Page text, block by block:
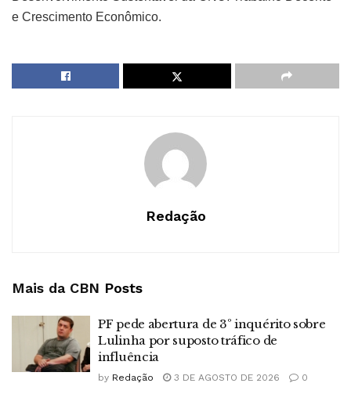
e Crescimento Econômico.
Redação
Mais da CBN Posts
PF pede abertura de 3º inquérito sobre
Lulinha por suposto tráfico de
influência
by Redação 3 DE AGOSTO DE 2026 0